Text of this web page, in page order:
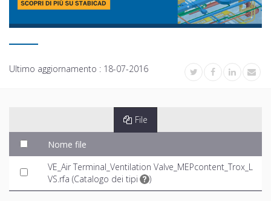
Ultimo aggiornamento : 18-07-2016
File
Nome file
VE_Air Terminal_Ventilation Valve_MEPcontent_Trox_L
VS.rfa (Catalogo dei tipi )